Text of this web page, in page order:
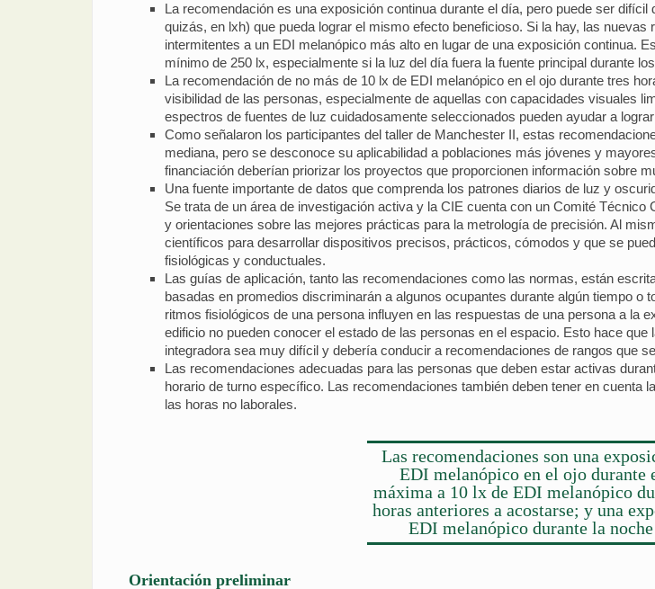
La recomendación es una exposición continua durante el día, pero puede ser
quizás, en lxh) que pueda lograr el mismo efecto beneficioso. Si la hay, las
intermitentes a un EDI melanópico más alto en lugar de una exposición continua.
mínimo de 250 lx, especialmente si la luz del día fuera la fuente principal durante
La recomendación de no más de 10 lx de EDI melanópico en el ojo durante tres
visibilidad de las personas, especialmente de aquellas con capacidades visuales
espectros de fuentes de luz cuidadosamente seleccionados pueden ayudar a
Como señalaron los participantes del taller de Manchester II, estas
mediana, pero se desconoce su aplicabilidad a poblaciones más jóvenes y
financiación deberían priorizar los proyectos que proporcionen información sobre
Una fuente importante de datos que comprenda los patrones diarios de luz y
Se trata de un área de investigación activa y la CIE cuenta con un Comité
y orientaciones sobre las mejores prácticas para la metrología de precisión. Al
científicos para desarrollar dispositivos precisos, prácticos, cómodos y que se
fisiológicas y conductuales.
Las guías de aplicación, tanto las recomendaciones como las normas, están
basadas en promedios discriminarán a algunos ocupantes durante algún tiempo
ritmos fisiológicos de una persona influyen en las respuestas de una persona a la
edificio no pueden conocer el estado de las personas en el espacio. Esto hace
integradora sea muy difícil y debería conducir a recomendaciones de rangos que
Las recomendaciones adecuadas para las personas que deben estar activas
horario de turno específico. Las recomendaciones también deben tener en
las horas no laborales.
Las recomendaciones son una
EDI melanópico en el ojo durante
máxima a 10 lx de EDI melanópico
horas anteriores a acostarse; y una
EDI melanópico durante la
Orientación preliminar